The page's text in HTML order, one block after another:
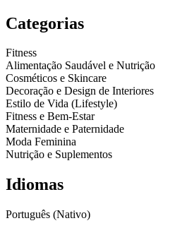
Categorias
Fitness
Alimentação Saudável e Nutrição
Cosméticos e Skincare
Decoração e Design de Interiores
Estilo de Vida (Lifestyle)
Fitness e Bem-Estar
Maternidade e Paternidade
Moda Feminina
Nutrição e Suplementos
Idiomas
Português (Nativo)